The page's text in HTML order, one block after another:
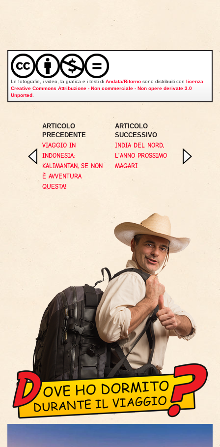
Le fotografie, i video, la grafica e i testi di Andata/Ritorno sono distribuiti con licenza
Creative Commons Attribuzione - Non commerciale - Non opere derivate 3.0
Unported
ARTICOLO
PRECEDENTE
VIAGGIO IN
INDONESIA:
KALIMANTAN, SE NON
È AVVENTURA
QUESTA!
ARTICOLO
SUCCESSIVO
INDIA DEL NORD,
L’ANNO PROSSIMO
MAGARI